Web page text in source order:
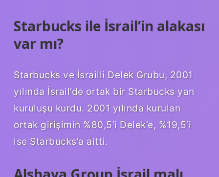
Starbucks ile İsrail’in alakası
var mı?
Starbucks ve İsrailli Delek Grubu, 2001
yılında İsrail’de ortak bir Starbucks yan
kuruluşu kurdu. 2001 yılında kurulan
ortak girişimin %80,5’i Delek’e, %19,5’i
ise Starbucks’a aitti.